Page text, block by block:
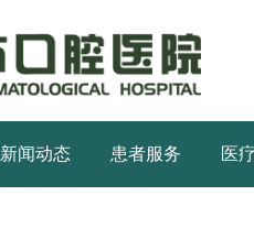
新闻动态 患者服务 医